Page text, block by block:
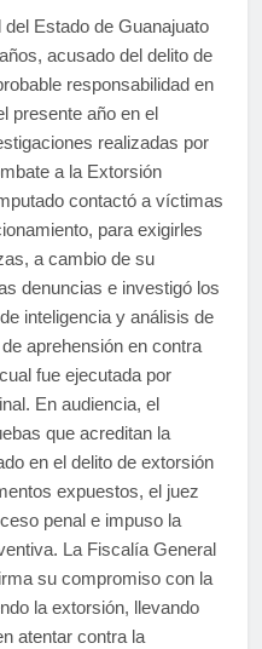
Estado de Guanajuato
acusado del delito de
responsabilidad en
presente año en el
realizadas por
a la Extorsión
contactó a víctimas
para exigirles
a cambio de su
denuncias e investigó los
inteligencia y análisis de
aprehensión en contra
fue ejecutada por
En audiencia, el
que acreditan la
en el delito de extorsión
expuestos, el juez
penal e impuso la
La Fiscalía General
su compromiso con la
la extorsión, llevando
atentar contra la